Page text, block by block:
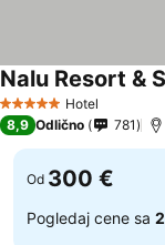
5 ZvezdiceHotel
Nalu Resort &
8,9 Odlično 781
Od 300 €
Pogledaj cene sa